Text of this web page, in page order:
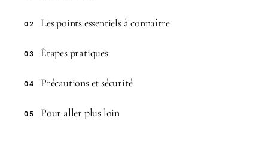
02 Les points essentiels à connaître
03 Étapes pratiques
04 Précautions et sécurité
05 Pour aller plus loin